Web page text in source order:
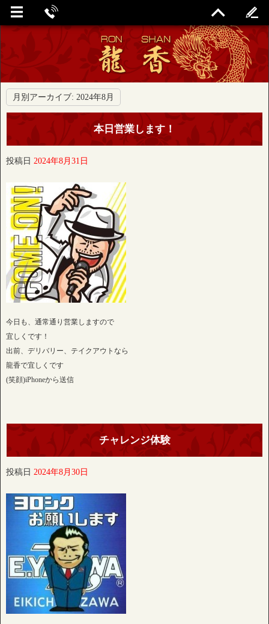
月別アーカイブ: 2024年8月
本日営業します！
投稿日 2024年8月31日
今日も、通常通り営業しますので
宜しくです！
出前、デリバリー、テイクアウトなら
龍香で宜しくです
(笑顔)iPhoneから送信
チャレンジ体験
投稿日 2024年8月30日